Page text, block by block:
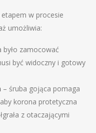
w procesie
umożliwia:
było zamocować
być widoczny i gotowy
– śruba gojąca pomaga
korona protetyczna
z otaczającymi